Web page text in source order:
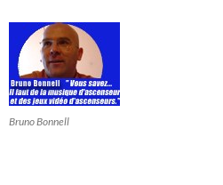
Bruno Bonnell